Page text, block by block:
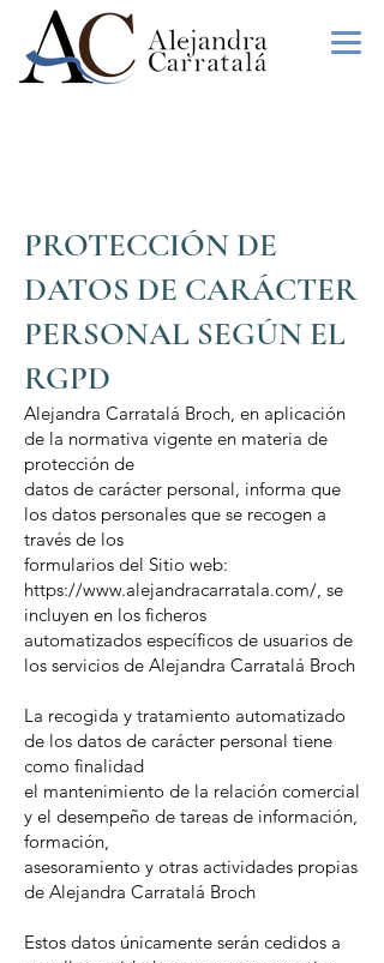
PROTECCIÓN DE
DATOS DE CARÁCTER
PERSONAL SEGÚN EL
RGPD
Alejandra Carratalá Broch, en aplicación
de la normativa vigente en materia de
protección de
datos de carácter personal, informa que
los datos personales que se recogen a
través de los
formularios del Sitio web:
https://www.alejandracarratala.com/, se
incluyen en los ficheros
automatizados específicos de usuarios de
los servicios de Alejandra Carratalá Broch
La recogida y tratamiento automatizado
de los datos de carácter personal tiene
como finalidad
el mantenimiento de la relación comercial
y el desempeño de tareas de información,
formación,
asesoramiento y otras actividades propias
de Alejandra Carratalá Broch
Estos datos únicamente serán cedidos a